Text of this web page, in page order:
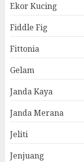
Ekor Kucing
Fiddle Fig
Fittonia
Gelam
Janda Kaya
Janda Merana
Jeliti
Jenjuang